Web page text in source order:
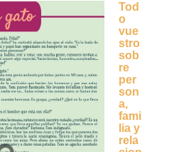
Tod
o
vue
stro
sob
re
per
son
a,
fami
lia y
rela